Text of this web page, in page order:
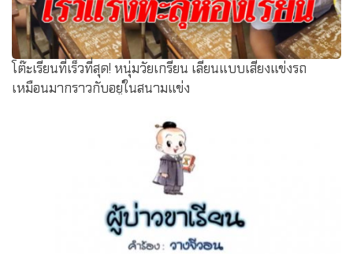
โต๊ะเรียนที่เร็วที่สุด! หนุ่มวัยเกรียน เลียนแบบเสียงแข่งรถ
เหมือนมากราวกับอยู่ในสนามแข่ง